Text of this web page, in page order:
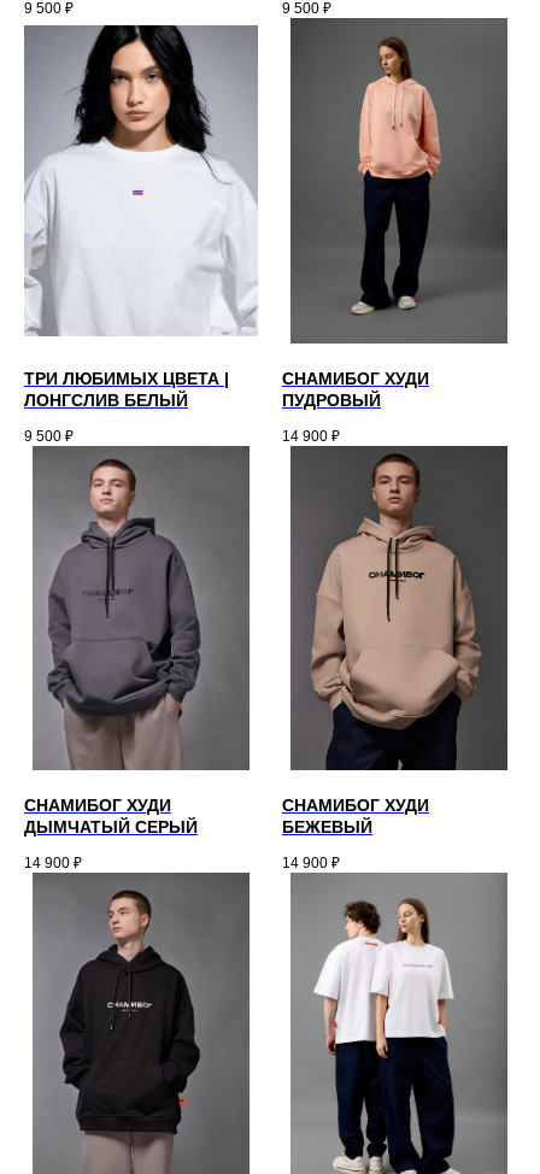
9 500 ₽ 9 500 ₽
ТРИ ЛЮБИМЫХ ЦВЕТА |
ЛОНГСЛИВ БЕЛЫЙ
9 500 ₽
СНАМИБОГ ХУДИ
ПУДРОВЫЙ
14 900 ₽
СНАМИБОГ ХУДИ
ДЫМЧАТЫЙ СЕРЫЙ
14 900 ₽
СНАМИБОГ ХУДИ
БЕЖЕВЫЙ
14 900 ₽